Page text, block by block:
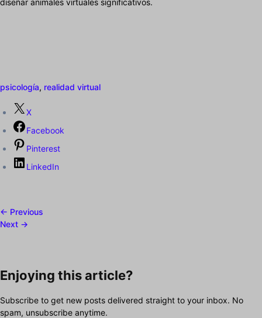
diseñar animales virtuales significativos.
psicología, realidad virtual
X
Facebook
Pinterest
LinkedIn
← Previous
Next →
Enjoying this article?
Subscribe to get new posts delivered straight to your inbox. No
spam, unsubscribe anytime.